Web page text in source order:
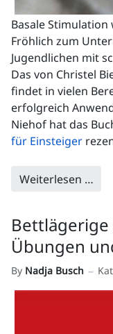
Basale
Fröhlich zum
Jugendlichen mit
Das von Christel
findet in vielen
erfolgreich
Niehof hat das
für Einsteiger
Weiterlesen …
Übungen
By Nadja Busch